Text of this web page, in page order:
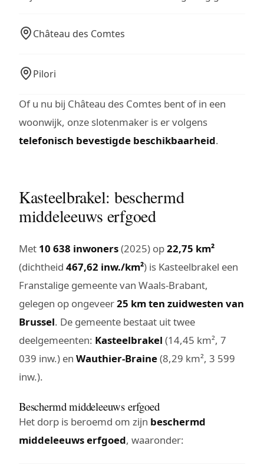
Château des Comtes
Pilori
Of u nu bij Château des Comtes bent of in een
woonwijk, onze slotenmaker is er volgens
telefonisch bevestigde beschikbaarheid.
Kasteelbrakel: beschermd
middeleeuws erfgoed
Met 10 638 inwoners(2025) op22,75 km²
(dichtheid 467,62 inw./km²) is Kasteelbrakel een
Franstalige gemeente van Waals-Brabant,
gelegen op ongeveer25 km ten zuidwesten van
Brussel. De gemeente bestaat uit twee
deelgemeenten: Kasteelbrakel (14,45 km², 7
039 inw.) en Wauthier-Braine(8,29 km², 3 599
inw.).
Beschermd middeleeuws erfgoed
Het dorp is beroemd om zijn beschermd
middeleeuws erfgoed, waaronder: